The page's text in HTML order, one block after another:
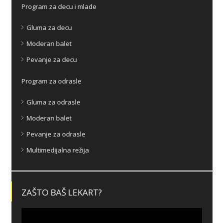
Program za decu i mlade
Gluma za decu
Moderan balet
Pevanje za decu
Program za odrasle
Gluma za odrasle
Moderan balet
Pevanje za odrasle
Multimedijalna režija
ZAŠTO BAŠ LEKART?